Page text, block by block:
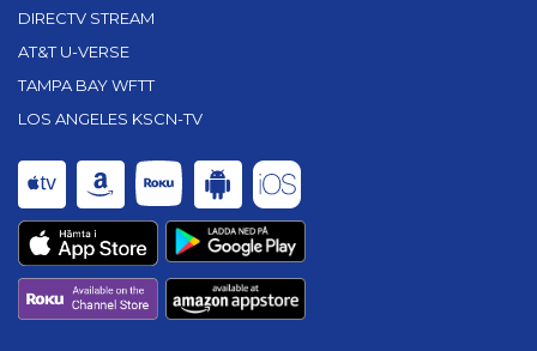
DIRECTV STREAM
AT&T U-VERSE
TAMPA BAY WFTT
LOS ANGELES KSCN-TV